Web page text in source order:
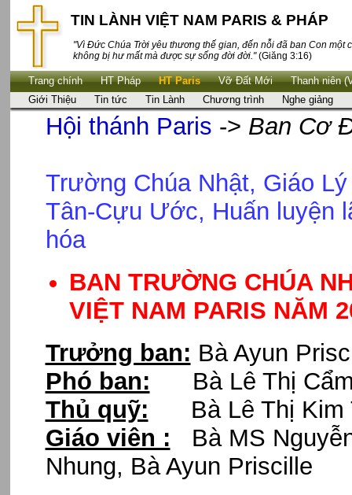
TIN LÀNH VIỆT NAM PARIS & PHÁP
"Vì Đức Chúa Trời yêu thương thế gian, đến nỗi đã ban Con một
không bị hư mất mà được sự sống đời đời."(Giăng 3:16)
Trang chính HT Pháp HT Paris Vỡ Đất Mới
Thanh niên
Giới Thiệu
Tin tức Tin Lành Chương trình Nghe giảng
Hội thánh Paris -> Ban Cơ
Trường Chúa Nhật, Giáo
Tân-Cựu Ước, Huấn luyện
hóa
BAN TRƯỜNG CHÚA
VIỆT NAM PARIS NĂM
Trưởng ban: Bà Ayun
Phó ban: Bà Lê Thị Cẩm
Thủ quỹ: Bà Lê Thị Kim
Giáo viên : Bà MS
Nhung, Bà Ayun Priscille